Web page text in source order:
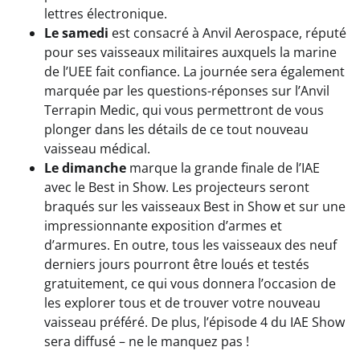
lettres électronique.
Le samedi est consacré à Anvil Aerospace, réputé
pour ses vaisseaux militaires auxquels la marine
de l’UEE fait confiance. La journée sera également
marquée par les questions-réponses sur l’Anvil
Terrapin Medic, qui vous permettront de vous
plonger dans les détails de ce tout nouveau
vaisseau médical.
Le dimanche marque la grande finale de l’IAE
avec le Best in Show. Les projecteurs seront
braqués sur les vaisseaux Best in Show et sur une
impressionnante exposition d’armes et
d’armures. En outre, tous les vaisseaux des neuf
derniers jours pourront être loués et testés
gratuitement, ce qui vous donnera l’occasion de
les explorer tous et de trouver votre nouveau
vaisseau préféré. De plus, l’épisode 4 du IAE Show
sera diffusé – ne le manquez pas !